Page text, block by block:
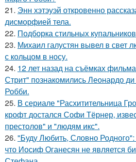
21. Энн хэтэуэй откровенно
дисморфией тела.
22. Подборка стильных
23. Михаил галустян вывел в свет
с кольцом в носу.
24. 12 лет назад на съёмках
Стрит" познакомились Леонардо
Робби.
25. В сериале "Расхитительница
крофт достался Софи Тёрнер,
престолов" и "людям икс".
26. "Буду Любить, Словно Родного":
что Иосиф Оганесян не является